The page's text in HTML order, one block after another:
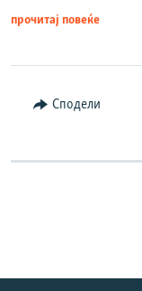
прочитај повеќе
Сподели